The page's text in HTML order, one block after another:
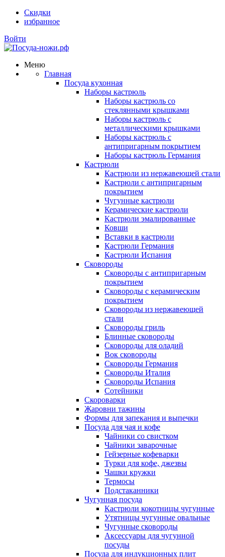
Скидки
избранное
Войти
Меню
Главная
Посуда кухонная
Наборы кастрюль
Наборы кастрюль со
стеклянными крышками
Наборы кастрюль с
металлическими крышками
Наборы кастрюль с
антипригарным покрытием
Наборы кастрюль Германия
Кастрюли
Кастрюли из нержавеющей стали
Кастрюли с антипригарным
покрытием
Чугунные кастрюли
Керамические кастрюли
Кастрюли эмалированные
Ковши
Вставки в кастрюли
Кастрюли Германия
Кастрюли Испания
Сковороды
Сковороды с антипригарным
покрытием
Сковороды с керамическим
покрытием
Сковороды из нержавеющей
стали
Сковороды гриль
Блинные сковороды
Сковороды для оладий
Вок сковороды
Сковороды Германия
Сковороды Италия
Сковороды Испания
Сотейники
Скороварки
Жаровни тажины
Формы для запекания и выпечки
Посуда для чая и кофе
Чайники со свистком
Чайники заварочные
Гейзерные кофеварки
Турки для кофе, джезвы
Чашки кружки
Термосы
Подстаканники
Чугунная посуда
Кастрюли кокотницы чугунные
Утятницы чугунные овальные
Чугунные сковороды
Аксессуары для чугунной
посуды
Посуда для индукционных плит